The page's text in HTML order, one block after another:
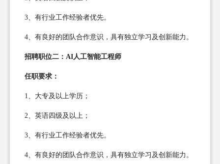
3、有行业工作经验者优先。
4、有良好的团队合作意识，具有独立学习及创新能力。
招聘职位二：AI人工智能工程师
任职要求：
1、大专及以上学历；
2、英语四级及以上；
3、有行业工作经验者优先。
4、有良好的团队合作意识，具有独立学习及创新能力。